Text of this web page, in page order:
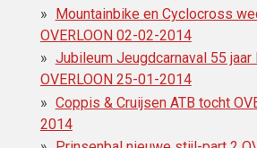
Mountainbike en Cyclocross
OVERLOON 02-02-2014
Jubileum Jeugdcarnaval 55 jaar
OVERLOON 25-01-2014
Coppis & Cruijsen ATB tocht
2014